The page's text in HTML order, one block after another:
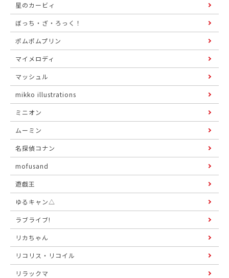
星のカービィ
ぼっち・ざ・ろっく！
ポムポムプリン
マイメロディ
マッシュル
mikko illustrations
ミニオン
ムーミン
名探偵コナン
mofusand
遊戯王
ゆるキャン△
ラブライブ!
リカちゃん
リコリス・リコイル
リラックマ